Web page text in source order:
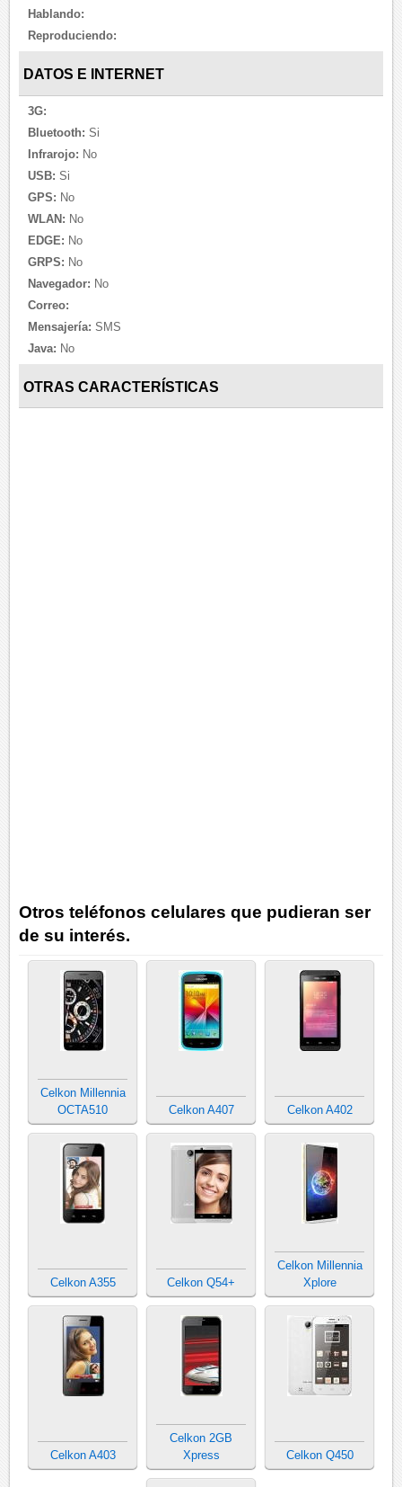
Hablando:
Reproduciendo:
DATOS E INTERNET
3G:
Bluetooth: Si
Infrarojo: No
USB: Si
GPS: No
WLAN: No
EDGE: No
GRPS: No
Navegador: No
Correo:
Mensajería: SMS
Java: No
OTRAS CARACTERÍSTICAS
Otros teléfonos celulares que pudieran ser
de su interés.
Celkon Millennia
OCTA510
Celkon A407 Celkon A402
Celkon A355 Celkon Q54+
Celkon Millennia
Xplore
Celkon A403
Celkon 2GB
Xpress
Celkon Q450